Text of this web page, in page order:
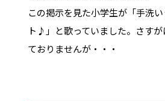
この掲示を見た小学生が「手洗
ト♪」と歌っていました。さす
ておりませんが・・・